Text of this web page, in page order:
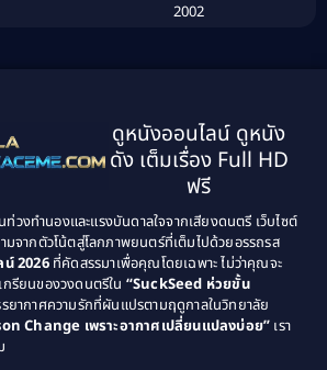
(134)
Classic หนังคลาสสิก(21)
Classic หนังคลาสสิก(25)
Comedy ตลก(46)
Comedy ตลก(515)
2002
1994
1992
1988
1986
1984
1982
ดูหนังออนไลน์ ดูหนัง
ดัง เต็มเรื่อง Full HD
ฟรี
งทำนองและแรงบันดาลใจจากเสียงดนตรี เว็บไซต์
มจากตัวโน้ตสู่โลกภาพยนตร์ที่เต็มไปด้วยอรรถรส
2026ที่คัดสรรมาเพื่อคุณโดยเฉพาะ ไม่ว่าคุณจะ
รียนของวงดนตรีใน “SuckSeed ห่วยขั้น
ากาศความรักที่ผันแปรตามฤดูกาลในวิทยาลัย
Change เพราะอากาศเปลี่ยนแปลงบ่อย” เรา